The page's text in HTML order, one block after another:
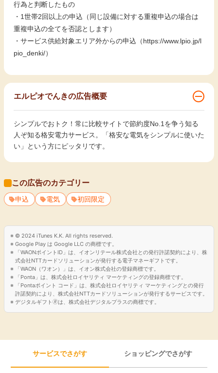
行為と判断したもの
・1世帯2回以上の申込（同じ設備に対する重複申込の場合は
重複申込の全てを否認とします）
・サービス供給対象エリア外からの申込（https://www.lpio.jp/l
pio_denki/）
エルピオでんきの広告概要
シンプルでおトク！常に比較サイトで節約度No.1を争う知る
人ぞ知る格安電力サービス。「格安な電気をシンプルに使いた
い」という方にピッタリです。
この広告のカテゴリー
申込 電気 初回限定
© 2024 iTunes K.K. All rights reserved.
Google Play は Google LLC の商標です。
「WAONポイントID」は、イオンリテール株式会社との発行許諾契約により、株
式会社NTTカードソリューションが発行する電子マネーギフトです。
「WAON（ワオン）」は、イオン株式会社の登録商標です。
「Ponta」は、株式会社ロイヤリティ マーケティングの登録商標です。
「Pontaポイント コード」は、株式会社ロイヤリティ マーケティングとの発行
許諾契約により、株式会社NTTカードソリューションが発行するサービスです。
デジタルギフト🄬は、株式会社デジタルプラスの商標です。
サービスでさがす ショッピングでさがす